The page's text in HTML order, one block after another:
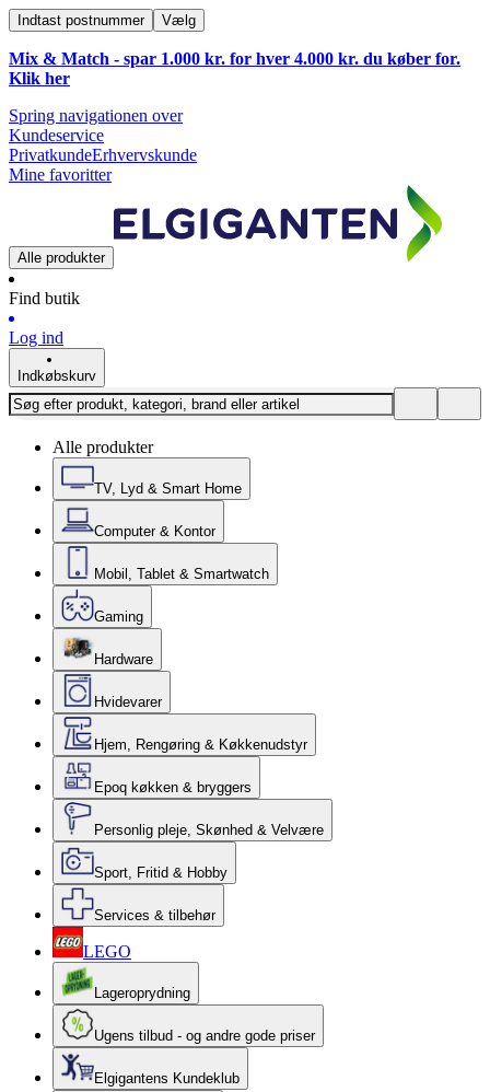
Indtast postnummer Vælg
Mix & Match - spar 1.000 kr. for hver 4.000 kr. du køber for.
Klik her
Spring navigationen over
Kundeservice
PrivatkundeErhvervskunde
Mine favoritter
Alle produkter
Find butik
Log ind
Indkøbskurv
Alle produkter
TV, Lyd & Smart Home
Computer & Kontor
Mobil, Tablet & Smartwatch
Gaming
Hardware
Hvidevarer
Hjem, Rengøring & Køkkenudstyr
Epoq køkken & bryggers
Personlig pleje, Skønhed & Velvære
Sport, Fritid & Hobby
Services & tilbehør
LEGO
Lageroprydning
Ugens tilbud - og andre gode priser
Elgigantens Kundeklub